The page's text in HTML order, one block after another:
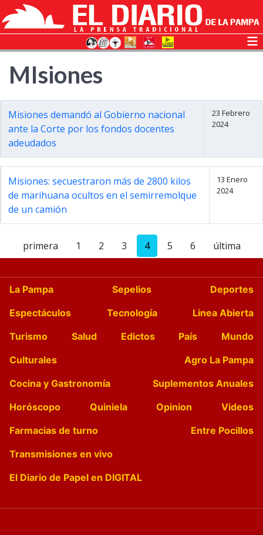
MIsiones
Misiones demandó al Gobierno nacional
ante la Corte por los fondos docentes
adeudados
23 Febrero
2024
Misiones: secuestraron más de 2800 kilos
de marihuana ocultos en el semirremolque
de un camión
13 Enero
2024
primera 1 2 3 4 5 6 última
La Pampa Sepelios
Deportes
Espectáculos
Tecnología
Linea Abierta
Turismo
Salud Edictos País
Mundo
Culturales
Agro La Pampa
Cocina y Gastronomía
Suplementos Anuales
Horóscopo
Quiniela Opinion
Videos
Farmacias de turno
Entre Pocillos
Transmisiones en vivo
El Diario de Papel en DIGITAL